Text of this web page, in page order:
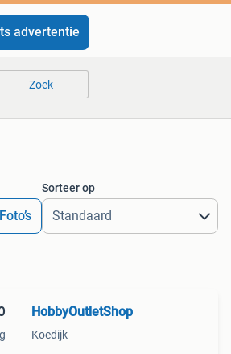
advertentie
Zoek
Foto’s
Sorteer op
HobbyOutletShop
Koedijk